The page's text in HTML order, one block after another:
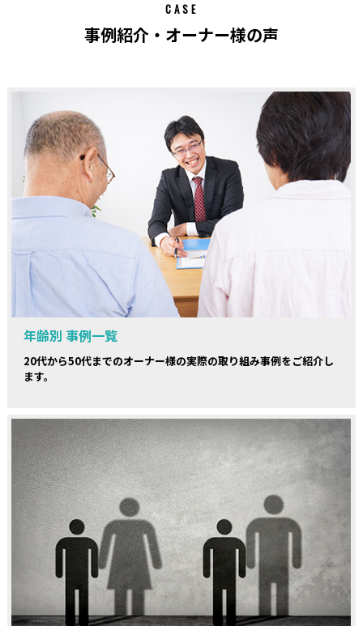
CASE
事例紹介・オーナー様の声
年齢別 事例一覧
20代から50代までのオーナー様の実際の取り組み事例をご紹介し
ます。